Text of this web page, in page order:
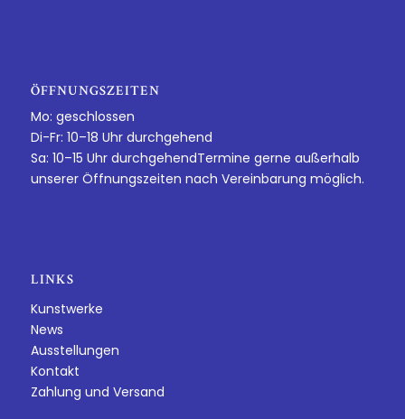
ÖFFNUNGSZEITEN
Mo: geschlossen
Di-Fr: 10–18 Uhr durchgehend
Sa: 10–15 Uhr durchgehendTermine gerne außerhalb
unserer Öffnungszeiten nach Vereinbarung möglich.
LINKS
Kunstwerke
News
Ausstellungen
Kontakt
Zahlung und Versand